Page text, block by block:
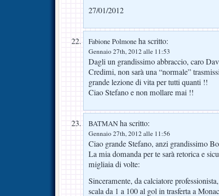
27/01/2012
Fabione Polmone ha scritto:
Gennaio 27th, 2012 alle 11:53
Dagli un grandissimo abbraccio, caro
Credimi, non sarà una “normale”
grande lezione di vita per tutti quanti !!
Ciao Stefano e non mollare mai !!
BATMAN ha scritto:
Gennaio 27th, 2012 alle 11:56
Ciao grande Stefano, anzi grandissimo
La mia domanda per te sarà retorica e
migliaia di volte:
Sinceramente, da calciatore
scala da 1 a 100 al gol in trasferta a